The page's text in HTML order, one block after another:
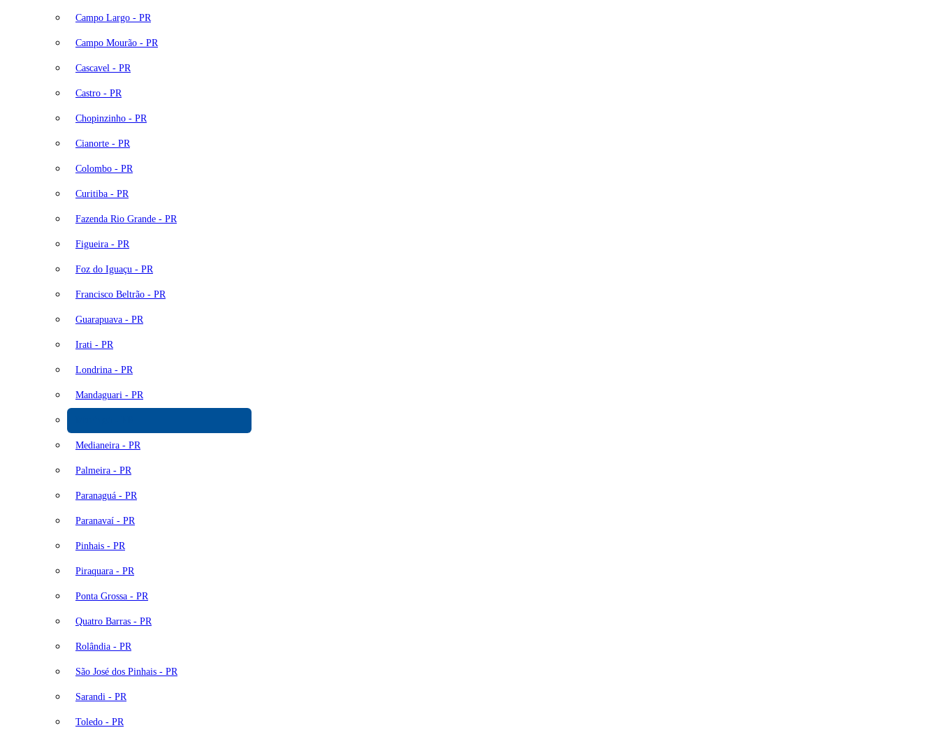
Campo Largo - PR
Campo Mourão - PR
Cascavel - PR
Castro - PR
Chopinzinho - PR
Cianorte - PR
Colombo - PR
Curitiba - PR
Fazenda Rio Grande - PR
Figueira - PR
Foz do Iguaçu - PR
Francisco Beltrão - PR
Guarapuava - PR
Irati - PR
Londrina - PR
Mandaguari - PR
Medianeira - PR
Palmeira - PR
Paranaguá - PR
Paranavaí - PR
Pinhais - PR
Piraquara - PR
Ponta Grossa - PR
Quatro Barras - PR
Rolândia - PR
São José dos Pinhais - PR
Sarandi - PR
Toledo - PR